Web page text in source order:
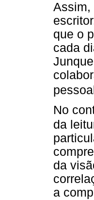
Assim,
que o
cada
No
da
da
a